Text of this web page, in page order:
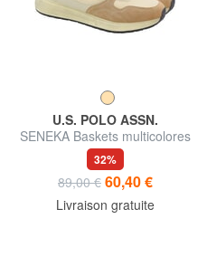
U.S. POLO ASSN.
SENEKA Baskets multicolores
32%
89,00 € 60,40 €
Livraison gratuite